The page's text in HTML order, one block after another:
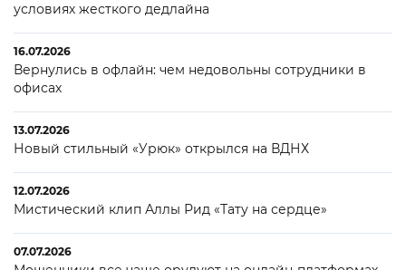
условиях жесткого дедлайна
16.07.2026
Вернулись в офлайн: чем недовольны сотрудники в
офисах
13.07.2026
Новый стильный «Урюк» открылся на ВДНХ
12.07.2026
Мистический клип Аллы Рид «Тату на сердце»
07.07.2026